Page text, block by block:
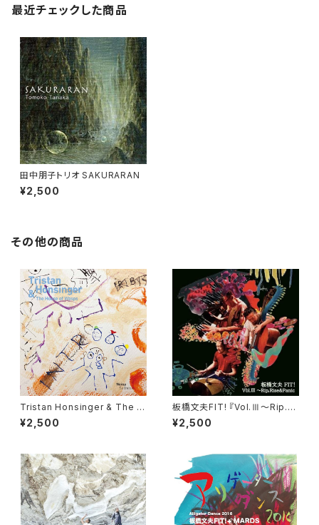
最近チェックした商品
田中朋子トリオ SAKURARAN
¥2,500
その他の商品
Tristan Honsinger & The H
ouse of Wasps 『Noisy Sad
ness』
¥2,500
板橋文夫FIT! 『Vol.Ⅲ～Rip.Ri
se&Panic』 板橋文夫piano
瀬尾高志contrabass 竹村
¥2,500